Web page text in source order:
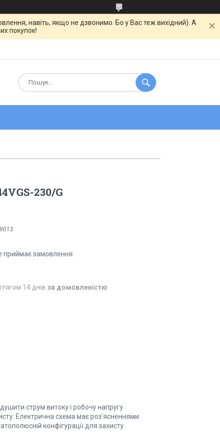
навіть, якщо не дзвонимо. Бо у Вас теж вихідний). А
покупок!
230/G
приймає замовлення
14 днів за домовленістю
струм витоку і робочу напругу
Електрична схема має роз'ясненнями
конфігурації для захисту